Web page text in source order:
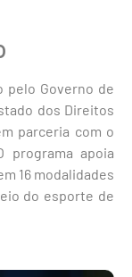
pelo Governo de
dos Direitos
parceria com o
programa apoia
16 modalidades
do esporte de